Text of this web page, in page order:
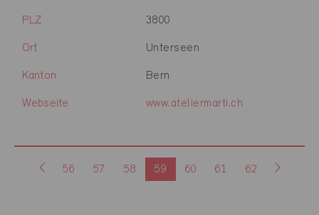
PLZ 3800
Ort Unterseen
Kanton Bern
Webseite www.ateliermarti.ch
56 57 58 59 60 61 62